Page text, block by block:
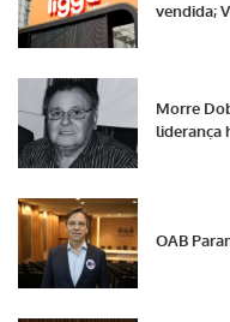
vendida;
Morre
liderança
OAB